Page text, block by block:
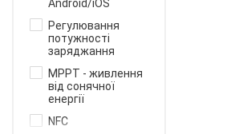
Android/iOS
Регулювання
потужності
заряджання
MPPT - живлення
від сонячної
енергії
NFC